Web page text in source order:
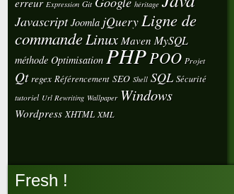
erreur Expression Git héritage
Javascript Joomla jQueryLigne de
commandeLinux Maven MySQL
méthode Optimisation PHPPOO Projet
Qt regex Référencement SEO Shell SQL Sécurité
tutoriel Url Rewriting Wallpaper Windows
Wordpress XHTML XML
Fresh !